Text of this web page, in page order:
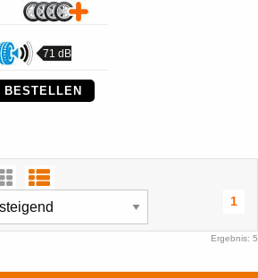
71 dB
BESTELLEN
1
Ergebnis: 5